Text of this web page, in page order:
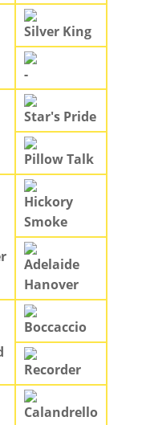
Silver King
-
Star's Pride
Pillow Talk
Hickory
Smoke
Adelaide
Hanover
Boccaccio
Recorder
Calandrello